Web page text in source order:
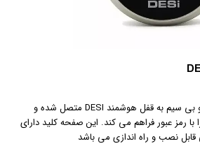
این صفحه کلید به شکل امن و بی سیم به قفل هوشمند DESI متصل شده و
با رمز عبور فراهم می کند. این صفحه کلید دارای
نصب و راه اندازی می باشد